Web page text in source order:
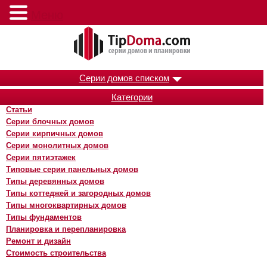
Серии домов списком
Категории
Статьи
Серии блочных домов
Серии кирпичных домов
Серии монолитных домов
Серии пятиэтажек
Типовые серии панельных домов
Типы деревянных домов
Типы коттеджей и загородных домов
Типы многоквартирных домов
Типы фундаментов
Планировка и перепланировка
Ремонт и дизайн
Стоимость строительства